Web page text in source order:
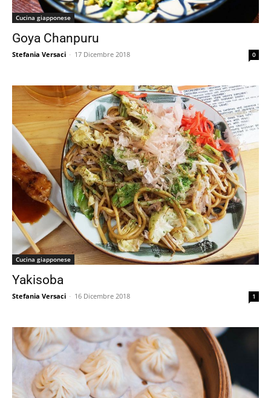
Cucina giapponese
Goya Chanpuru
Stefania Versaci - 17 Dicembre 2018 0
Cucina giapponese
Yakisoba
Stefania Versaci - 16 Dicembre 2018 1